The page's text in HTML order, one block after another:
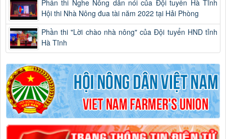
Phần thi Nghe Nông dân nói của Đội tuyển Hà Tĩnh
Hội thi Nhà Nông đua tài năm 2022 tại Hải Phòng
Phần thi "Lời chào nhà nông" của Đội tuyển HND tỉnh
Hà Tĩnh